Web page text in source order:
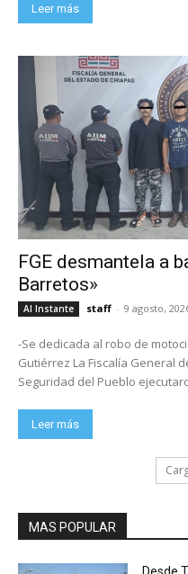
Leer más
FGE desmantela a
Barretos»
Al Instante staff - 9 agosto,
-Se dedicada al robo de
Gutiérrez La Fiscalía General del Estado y la Secretaría de
Seguridad del Pueblo
Leer más
MAS POPULAR